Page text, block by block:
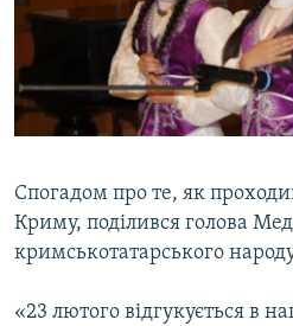
Спогадом про те, як
Криму, поділився голова
кримськотатарського
«23 лютого відгукується в